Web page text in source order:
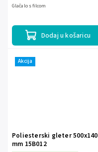
Dodaj u košaricu
Glačalo s filcom
Akcija
Poliesterski gleter 500x140
mm 15B012